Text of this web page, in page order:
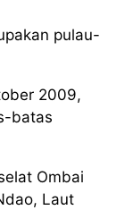
pulau-
2009,
batas
Ombai
Laut